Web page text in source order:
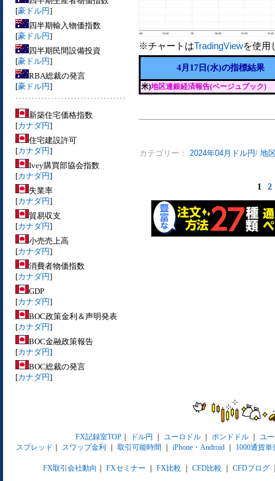
[豪ドル円]
四半期輸入物価指数
[豪ドル円]
四半期民間設備投資
[豪ドル円]
RBA総裁の発言
[豪ドル円]
新築住宅価格指数
[カナダ円]
住宅建設許可
[カナダ円]
Ivey購買部協会指数
[カナダ円]
失業率
[カナダ円]
貿易収支
[カナダ円]
小売売上高
[カナダ円]
消費者物価指数
[カナダ円]
GDP
[カナダ円]
BOC政策金利＆声明発表
[カナダ円]
BOC金融政策報告
[カナダ円]
BOC総裁の発言
[カナダ円]
※チャートはTradingViewを使用
4月17日(水)の指標結果
米)地区連銀経済報告(ベージュブック)
カテゴリー： 2024年04月ドル円/ 地
1 2
FX記録室TOP｜ ドル円 ユーロドル｜ ポンドドル｜ ユ
スプレッド
スワップ金利 取引可能時間 iPhone・Android 1000通貨単
FX取引会社動向 FXセミナー FX比較 CFD比較 CFDブログ